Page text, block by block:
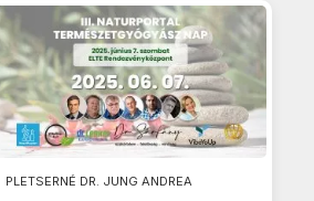
PLETSERNÉ DR. JUNG ANDREA